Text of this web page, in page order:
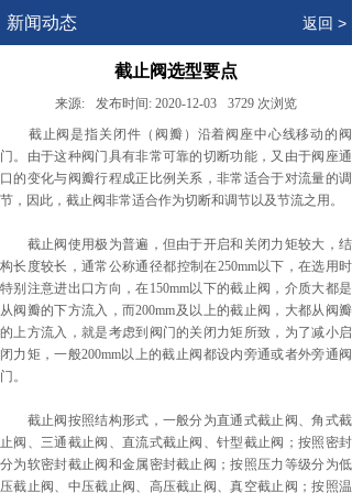
新闻动态 返回 >
截止阀选型要点
来源: 发布时间: 2020-12-03 3729 次浏览
截止阀是指关闭件（阀瓣）沿着阀座中心线移动的阀
门。由于这种阀门具有非常可靠的切断功能，又由于阀座通
口的变化与阀瓣行程成正比例关系，非常适合于对流量的调
节，因此，截止阀非常适合作为切断和调节以及节流之用。
截止阀使用极为普遍，但由于开启和关闭力矩较大，结
构长度较长，通常公称通径都控制在250mm以下，在选用时
特别注意进出口方向，在150mm以下的截止阀，介质大都是
从阀瓣的下方流入，而200mm及以上的截止阀，大都从阀瓣
的上方流入，就是考虑到阀门的关闭力矩所致，为了减小启
闭力矩，一般200mm以上的截止阀都设内旁通或者外旁通阀
门。
截止阀按照结构形式，一般分为直通式截止阀、角式截
止阀、三通截止阀、直流式截止阀、针型截止阀；按照密封
分为软密封截止阀和金属密封截止阀；按照压力等级分为低
压截止阀、中压截止阀、高压截止阀、真空截止阀；按照温